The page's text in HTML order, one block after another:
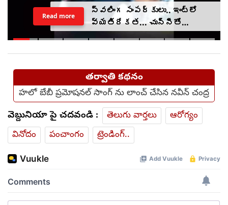
స్వలింగ సంపర్కులు.. ఇంట్లో
వ్యతిరేకత... చున్నీతో
ఉరేసుకుని ఆత్మహత్య
Read more
తర్వాతి కథనం
హలో బేబీ ప్రమోషనల్ సాంగ్ ను లాంచ్ చేసిన నవీన్ చంద్ర
వెబ్దునియా పై చదవండి : తెలుగు వార్తలు
ఆరోగ్యం
వినోదం
పంచాంగం ట్రెండింగ్..